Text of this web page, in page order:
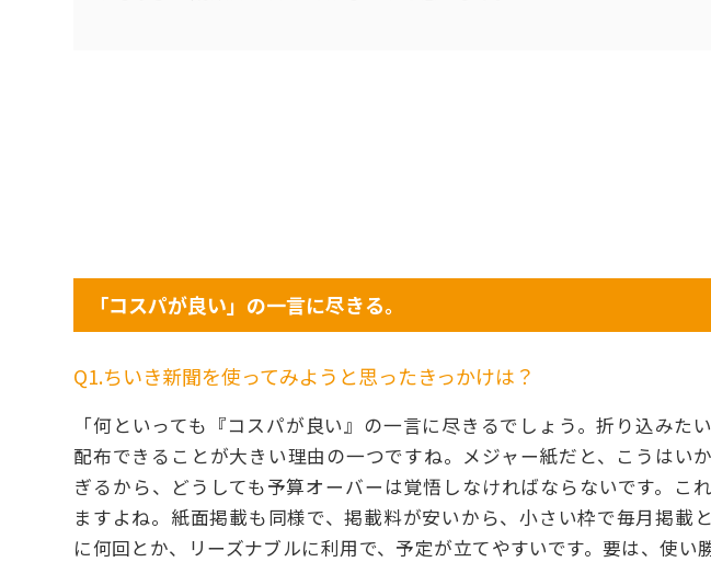
「コスパが良い」の一言に尽きる。
Q1.ちいき新聞を使ってみようと思ったきっかけは？
「何といっても『コスパが良い』の一言に尽きるでしょう。折り込みた
配布できることが大きい理由の一つですね。メジャー紙だと、こうはい
ぎるから、どうしても予算オーバーは覚悟しなければならないです。こ
ますよね。紙面掲載も同様で、掲載料が安いから、小さい枠で毎月掲載
に何回とか、リーズナブルに利用で、予定が立てやすいです。要は、使い